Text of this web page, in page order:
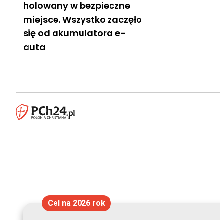
holowany w bezpieczne
miejsce. Wszystko zaczęło
się od akumulatora e-
auta
Cel na 2026 rok